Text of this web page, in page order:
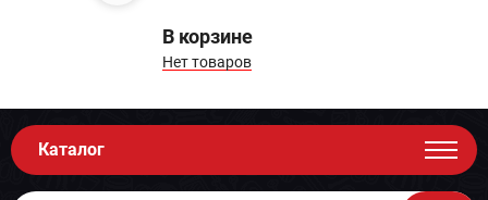
В корзине
Нет товаров
Каталог